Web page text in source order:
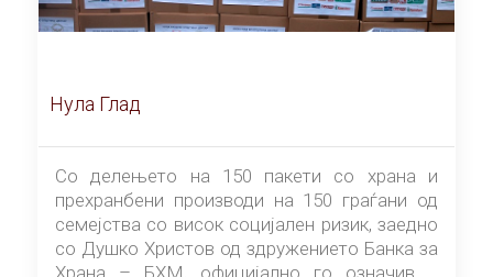
Нула Глад
Со делењето на 150 пакети со храна и
прехранбени производи на 150 граѓани од
семејства со висок социјален ризик, заедно
со Душко Христов од здружението Банка за
Храна – БХМ, официјално го означивме